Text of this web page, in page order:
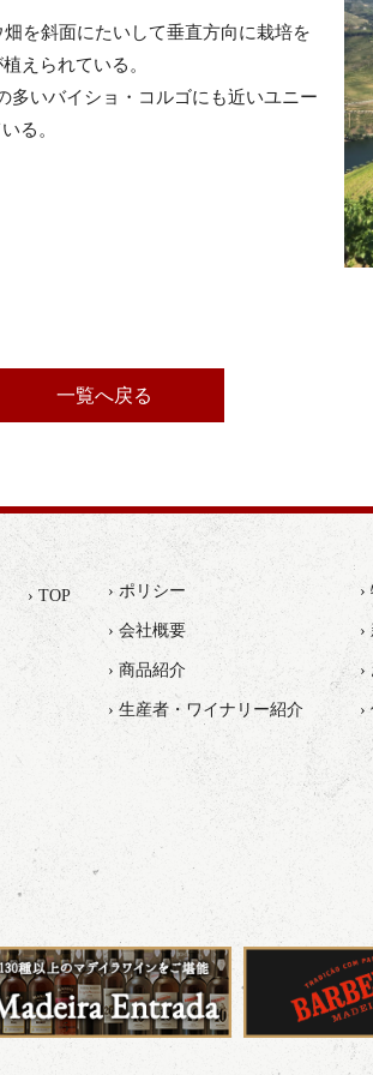
を斜面にたいして垂直方向に栽培を
えられている。
多いバイショ・コルゴにも近いユニー
る。
一覧へ戻る
› TOP › ポリシー ›
› 会社概要 ›
› 商品紹介 ›
› 生産者・ワイナリー紹介 ›